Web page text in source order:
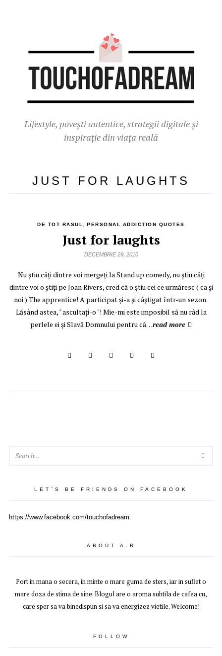
Lifestyle, povești autentice, strategii digitale și
inspirație din viața reală
JUST FOR LAUGHTS
DE TOT RASUL ,PERSONAL ADDICTION QUOTES
Just for laughts
DECEMBRIE 29, 2010
Nu ştiu câţi dintre voi mergeţi la Stand up comedy, nu ştiu câţi
dintre voi o ştiţi pe Joan Rivers, cred că o ştiu cei ce urmăresc ( ca şi
noi ) The apprentice! A participat şi-a şi câştigat într-un sezon.
Lăsând astea, " ascultaţi-o "! Mie-mi este imposibil să nu râd la
perlele ei şi Slavă Domnului pentru că…read more
LET`S BE FRIENDS ON FACEBOOK
https://www.facebook.com/touchofadream
ABOUT A.R
Port in mana o secera, in minte o mare guma de sters, iar in suflet o
mare doza de stima de sine. Blogul are o aroma subtila de cafea cu,
care sper sa va binedispun si sa va energizez vietile. Welcome!
FOLLOW